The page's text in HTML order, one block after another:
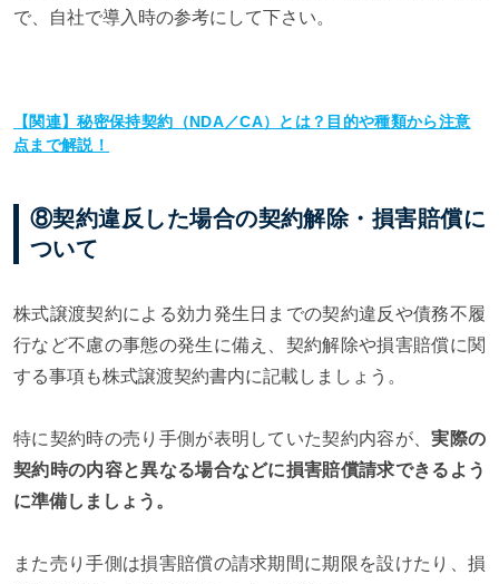
で、自社で導入時の参考にして下さい。
【関連】秘密保持契約（NDA／CA）とは？目的や種類から注意
点まで解説！
⑧契約違反した場合の契約解除・損害賠償に
ついて
株式譲渡契約による効力発生日までの契約違反や債務不履
行など不慮の事態の発生に備え、契約解除や損害賠償に関
する事項も株式譲渡契約書内に記載しましょう。
特に契約時の売り手側が表明していた契約内容が、実際の
契約時の内容と異なる場合などに損害賠償請求できるよう
に準備しましょう。
また売り手側は損害賠償の請求期間に期限を設けたり、損